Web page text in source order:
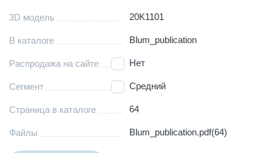
3D модель 20K1101
В каталоге Blum_publication
Распродажа на сайте Нет
Сегмент Средний
Страница в каталоге 64
Файлы Blum_publication.pdf(64)